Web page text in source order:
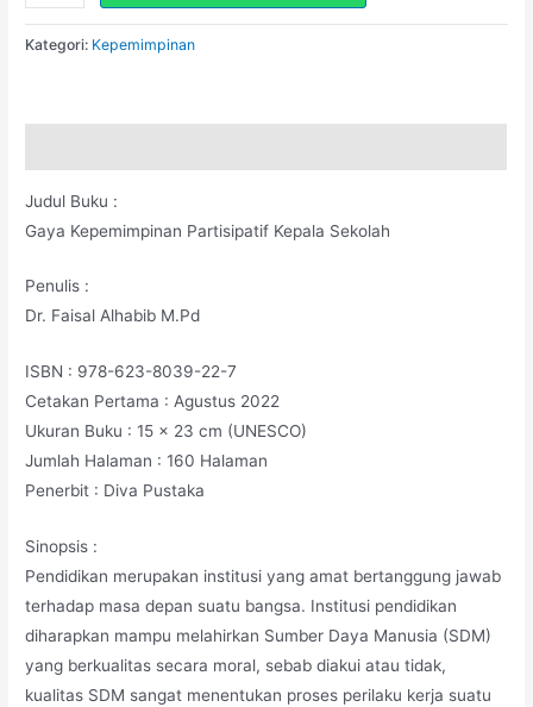
Kategori: Kepemimpinan
Judul Buku :
Gaya Kepemimpinan Partisipatif Kepala Sekolah
Penulis :
Dr. Faisal Alhabib M.Pd
ISBN : 978-623-8039-22-7
Cetakan Pertama : Agustus 2022
Ukuran Buku : 15 x 23 cm (UNESCO)
Jumlah Halaman : 160 Halaman
Penerbit : Diva Pustaka
Sinopsis :
Pendidikan merupakan institusi yang amat bertanggung jawab
terhadap masa depan suatu bangsa. Institusi pendidikan
diharapkan mampu melahirkan Sumber Daya Manusia (SDM)
yang berkualitas secara moral, sebab diakui atau tidak,
kualitas SDM sangat menentukan proses perilaku kerja suatu